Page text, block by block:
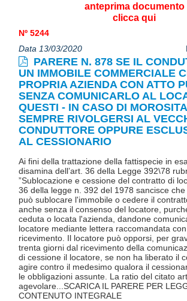
anteprima documento
clicca qui
Nº 5244
Data 13/03/2020
PARERE N. 878 SE IL
UN IMMOBILE COMMERCIALE
PROPRIA AZIENDA CON ATTO
SENZA COMUNICARLO AL
QUESTI - IN CASO DI
SEMPRE RIVOLGERSI AL
CONDUTTORE OPPURE
AL CESSIONARIO
Ai fini della trattazione della fattispecie in
disamina dell’art. 36 della Legge 392\78
”Sublocazione e cessione del contratto di
36 della legge n. 392 del 1978 sancisce che
può sublocare l'immobile o cedere il
anche senza il consenso del locatore,
ceduta o locata l'azienda, dandone
locatore mediante lettera raccomandata
ricevimento. Il locatore può opporsi, per
trenta giorni dal ricevimento della
di cessione il locatore, se non ha liberato il
agire contro il medesimo qualora il
le obbligazioni assunte. La ratio del citato
agevolare...SCARICA IL PARERE PER
CONTENUTO INTEGRALE